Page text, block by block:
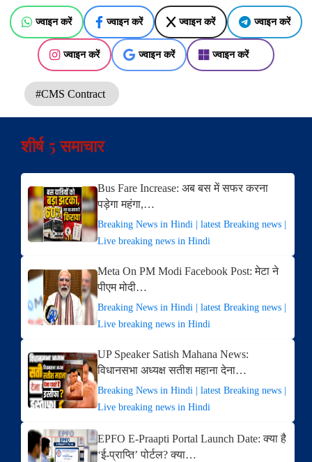
ज्वाइन करें ज्वाइन करें ज्वाइन करें ज्वाइन करें
ज्वाइन करें ज्वाइन करें ज्वाइन करें
#CMS Contract
शीर्ष 5 समाचार
Bus Fare Increase: अब बस में सफर करना
पड़ेगा महंगा,…
Breaking News in Hindi | latest Breaking news |
Live breaking news in Hindi
Meta On PM Modi Facebook Post: मेटा ने
पीएम मोदी…
Breaking News in Hindi | latest Breaking news |
Live breaking news in Hindi
UP Speaker Satish Mahana News:
विधानसभा अध्यक्ष सतीश महाना देना…
Breaking News in Hindi | latest Breaking news |
Live breaking news in Hindi
EPFO E-Praapti Portal Launch Date: क्या है
‘ई-प्राप्ति’ पोर्टल? क्या…